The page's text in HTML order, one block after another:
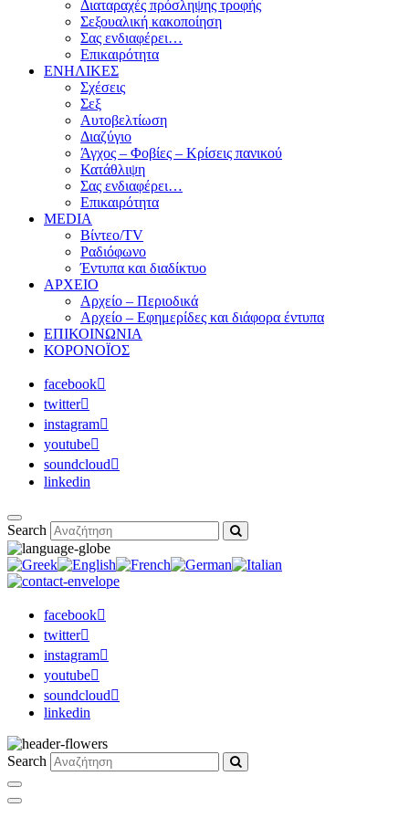
Διαταραχές πρόσληψης τροφής
Σεξουαλική κακοποίηση
Σας ενδιαφέρει…
Επικαιρότητα
ΕΝΗΛΙΚΕΣ
Σχέσεις
Σεξ
Αυτοβελτίωση
Διαζύγιο
Άγχος – Φοβίες – Κρίσεις πανικού
Κατάθλιψη
Σας ενδιαφέρει…
Επικαιρότητα
MEDIA
Βίντεο/TV
Ραδιόφωνο
Έντυπα και διαδίκτυο
ΑΡΧΕΙΟ
Αρχείο – Περιοδικά
Αρχείο – Εφημερίδες και διάφορα έντυπα
ΕΠΙΚΟΙΝΩΝΙΑ
ΚΟΡΟΝΟΪΟΣ
facebook
twitter
instagram
youtube
soundcloud
linkedin
Search
facebook
twitter
instagram
youtube
soundcloud
linkedin
Search